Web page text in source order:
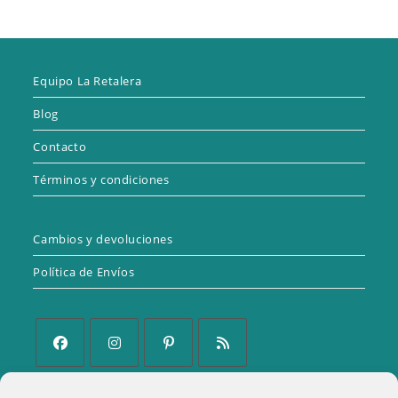
Equipo La Retalera
Blog
Contacto
Términos y condiciones
Cambios y devoluciones
Política de Envíos
Se
Se
Se
Se